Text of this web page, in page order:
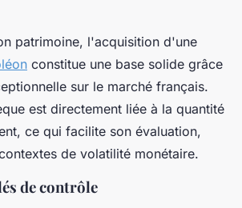
patrimoine, l'acquisition d'une
constitue une base solide grâce
sur le marché français.
est directement liée à la quantité
ce qui facilite son évaluation,
de volatilité monétaire.
de contrôle